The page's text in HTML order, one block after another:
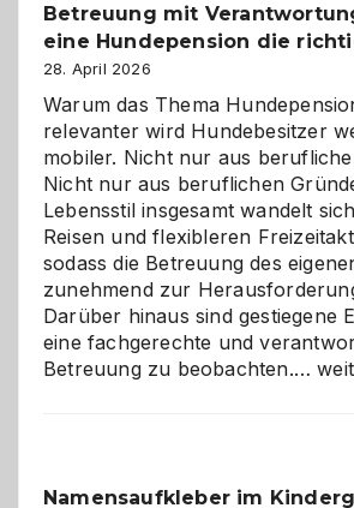
Betreuung mit
eine Hundepension die
28. April 2026
Warum das Thema
relevanter wird Hundebesitzer
mobiler. Nicht nur aus
Nicht nur aus beruflichen
Lebensstil insgesamt wandelt
Reisen und flexibleren
sodass die Betreuung des
zunehmend zur
Darüber hinaus sind gestiegene
eine fachgerechte und
Betreuung zu beobachten.…
ist
Namensaufkleber im